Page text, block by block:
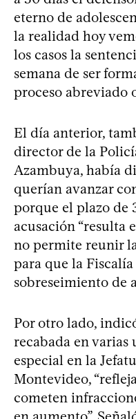
eterno de
la realidad hoy
los casos la
semana de ser
proceso abreviado
El día anterior,
director de la
Azambuya, había
querían avanzar
porque el plazo de
acusación “resulta
no permite reunir
para que la
sobreseimiento de
Por otro lado,
recabada en varias
especial en la
Montevideo,
cometen